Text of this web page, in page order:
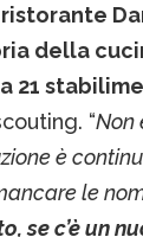
della
21
“Non
è
le
se c’è un